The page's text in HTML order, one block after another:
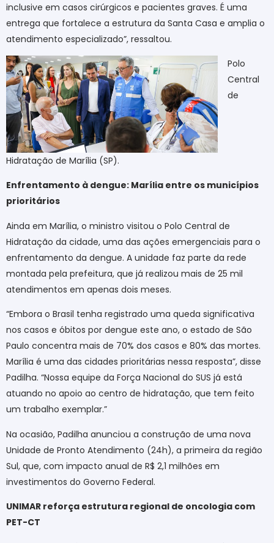
inclusive em casos cirúrgicos e pacientes graves. É uma
entrega que fortalece a estrutura da Santa Casa e amplia o
atendimento especializado”, ressaltou.
Polo
Central
de
Hidratação de Marília (SP).
Enfrentamento à dengue: Marília entre os municípios
prioritários
Ainda em Marília, o ministro visitou o Polo Central de
Hidratação da cidade, uma das ações emergenciais para o
enfrentamento da dengue. A unidade faz parte da rede
montada pela prefeitura, que já realizou mais de 25 mil
atendimentos em apenas dois meses.
“Embora o Brasil tenha registrado uma queda significativa
nos casos e óbitos por dengue este ano, o estado de São
Paulo concentra mais de 70% dos casos e 80% das mortes.
Marília é uma das cidades prioritárias nessa resposta”, disse
Padilha. “Nossa equipe da Força Nacional do SUS já está
atuando no apoio ao centro de hidratação, que tem feito
um trabalho exemplar.”
Na ocasião, Padilha anunciou a construção de uma nova
Unidade de Pronto Atendimento (24h), a primeira da região
Sul, que, com impacto anual de R$ 2,1 milhões em
investimentos do Governo Federal.
UNIMAR reforça estrutura regional de oncologia com
PET-CT